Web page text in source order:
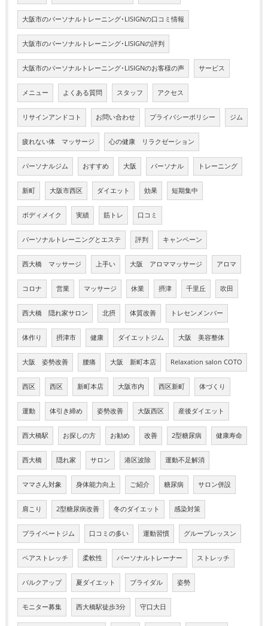
大阪市のパーソナルトレーニング･LISIGNの口コミ情報
大阪市のパーソナルトレーニング･LISIGNの評判
大阪市のパーソナルトレーニング･LISIGNのお客様の声 サービス
メニュー よくある質問 スタッフ アクセス
リサインアンドコト お問い合わせ プライバシーポリシー ジム
疲れない体 マッサージ 心の健康 リラクゼーション
パーソナルジム おすすめ 大阪 パーソナル トレーニング
新町 大阪市西区 ダイエット 効果 短期集中
ボディメイク 実績 筋トレ 口コミ
パーソナルトレーニングとエステ 評判 キャンペーン
西大橋 マッサージ 上手い 大阪 アロママッサージ アロマ
コロナ 営業 マッサージ 休業 摂津 千里丘 吹田
西大橋 隠れ家サロン 北摂 体質改善 トレセンメンバー
体作り 摂津市 健康 ダイエットジム 大阪 美容整体
大阪 姿勢改善 腰痛 大阪 新町本店 Relaxation salon COTO
西区 西区 新町本店 大阪市内 西区新町 体づくり
運動 体引き締め 姿勢改善 大阪西区 産後ダイエット
西大橋駅 お探しの方 お勧め 改善 2型糖尿病 健康寿命
西大橋 隠れ家 サロン 港区波除 運動不足解消
ママさん対象 身体能力向上 ご紹介 糖尿病 サロン併設
肩こり 2型糖尿病改善 冬のダイエット 感染対策
プライベートジム 口コミの多い 運動習慣 グループレッスン
ペアストレッチ 柔軟性 パーソナルトレーナー ストレッチ
バルクアップ 夏ダイエット ブライダル 姿勢
モニター募集 西大橋駅徒歩3分 守口大日